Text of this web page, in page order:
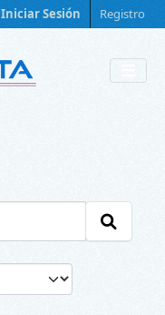
Iniciar Sesión Registro